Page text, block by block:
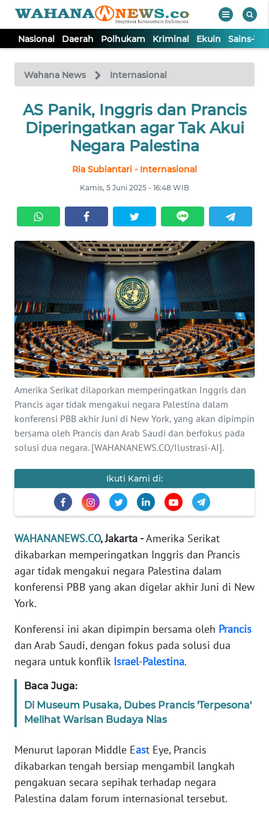
Nasional Daerah Polhukam Kriminal Ekuin Sains-
Wahana News Internasional
AS Panik, Inggris dan Prancis
Diperingatkan agar Tak Akui
Negara Palestina
Ria Subiantari - Internasional
Kamis, 5 Juni 2025 - 16:48 WIB
Amerika Serikat dilaporkan memperingatkan Inggris dan
Prancis agar tidak mengakui negara Palestina dalam
konferensi PBB akhir Juni di New York, yang akan dipimpin
bersama oleh Prancis dan Arab Saudi dan berfokus pada
solusi dua negara. [WAHANANEWS.CO/Ilustrasi-AI].
Ikuti Kami di:
WAHANANEWS.CO, Jakarta -Amerika Serikat
dikabarkan memperingatkan Inggris dan Prancis
agar tidak mengakui negara Palestina dalam
konferensi PBB yang akan digelar akhir Juni di New
York.
Konferensi ini akan dipimpin bersama oleh Prancis
dan Arab Saudi, dengan fokus pada solusi dua
negara untuk konflik Israel-Palestina.
Baca Juga:
Di Museum Pusaka, Dubes Prancis 'Terpesona'
Melihat Warisan Budaya Nias
Menurut laporan Middle East Eye, Prancis
dikabarkan tengah bersiap mengambil langkah
pengakuan secara sepihak terhadap negara
Palestina dalam forum internasional tersebut.
TV
Tutup
NASIONAL
KRIMINAL
EKUIN
SAINS-TEKNO
KESEHATAN
INTERNASIONAL
SERBA-SERBI
PENDIDIKAN
OLAHRAGA
EDITORIAL
Informasi
INDEKS
BERITA
KAMI
INFO
IKLAN
TENTANG
KAMI
PEDOMAN
SIBER
REDAKSI